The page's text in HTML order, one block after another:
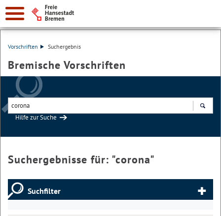
Vorschriften Suchergebnis
Bremische Vorschriften
Hilfe zur Suche
Suchergebnisse für: "corona"
Suchfilter